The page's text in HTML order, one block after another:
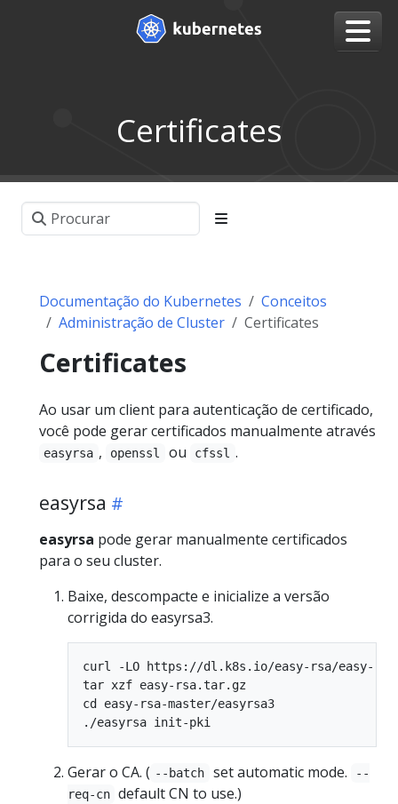
Certificates
Documentação do Kubernetes
Conceitos
Administração de Cluster
Certificates
Certificates
Ao usar um client para autenticação de certificado,
você pode gerar certificados manualmente através
easyrsa , openssl ou cfssl .
easyrsa
easyrsa pode gerar manualmente certificados
para o seu cluster.
Baixe, descompacte e inicialize a versão
corrigida do easyrsa3.
curl -LO https://dl.k8s.io/easy-rsa/easy-
tar xzf easy-rsa.tar.gz
cd easy-rsa-master/easyrsa3
Gerar o CA. ( --batch set automatic mode.
--
req-cn default CN to use.)